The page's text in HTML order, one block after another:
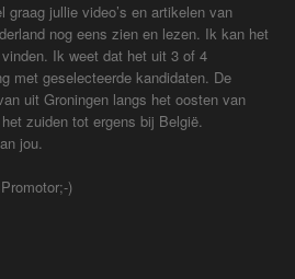
graag jullie video’s en artikelen van
nog eens zien en lezen. Ik kan het
Ik weet dat het uit 3 of 4
met geselecteerde kandidaten. De
uit Groningen langs het oosten van
zuiden tot ergens bij België.
jou.
)